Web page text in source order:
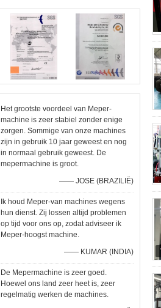
Het grootste voordeel van Meper-
machine is zeer stabiel zonder enige
zorgen. Sommige van onze machines
zijn in gebruik 10 jaar geweest en nog
in normaal gebruik geweest. De
mepermachine is groot.
—— JOSE (BRAZILIË)
Ik houd Meper-van machines wegens
hun dienst. Zij lossen altijd problemen
op tijd voor ons op, zodat adviseer ik
Meper-hoogst machine.
—— KUMAR (INDIA)
De Mepermachine is zeer goed.
Hoewel ons land zeer heet is, zeer
regelmatig werken de machines.